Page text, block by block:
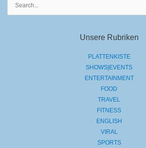
Unsere Rubriken
PLATTENKISTE
SHOWS|EVENTS
ENTERTAINMENT
FOOD
TRAVEL
FITNESS
ENGLISH
VIRAL
SPORTS